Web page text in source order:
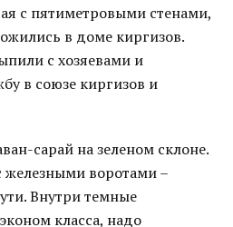
с пятиметровыми стенами,
в доме киргизов.
с хозяевами и
в союзе киргизов и
сарай на зеленом склоне.
железными воротами –
Внутри темные
класса, надо